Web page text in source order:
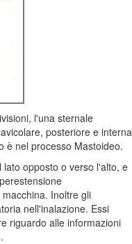
l'una sternale
posteriore e interna
è nel processo Mastoideo.
opposto o verso l'alto, e
Inoltre gli
nell'inalazione. Essi
riguardo alle informazioni